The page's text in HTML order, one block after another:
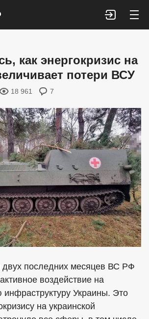
Войти
как энергокризис на
потери ВСУ
18 961 7
двух последних месяцев ВС РФ
воздействие на
инфраструктуру Украины. Это
на украинской